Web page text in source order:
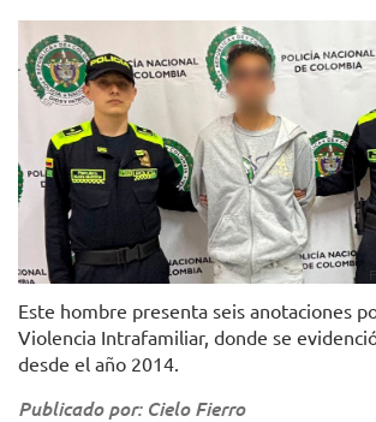
Este hombre presenta seis anotaciones
Violencia Intrafamiliar, donde se
desde el año 2014.
Publicado por: Cielo Fierro